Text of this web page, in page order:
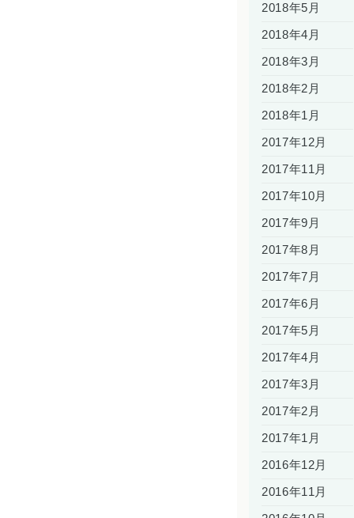
2018年5月
2018年4月
2018年3月
2018年2月
2018年1月
2017年12月
2017年11月
2017年10月
2017年9月
2017年8月
2017年7月
2017年6月
2017年5月
2017年4月
2017年3月
2017年2月
2017年1月
2016年12月
2016年11月